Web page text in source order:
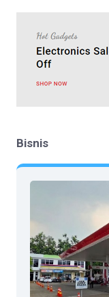
Bisnis